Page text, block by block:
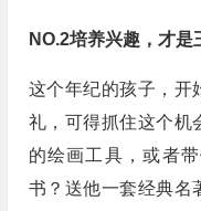
NO.2培养兴趣，才是
这个年纪的孩子，开
礼，可得抓住这个机
的绘画工具，或者
书？送他一套经典名